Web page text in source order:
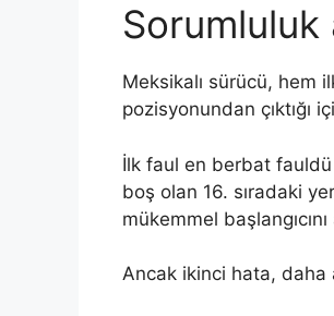
Sorumluluk
Meksikalı sürücü, hem
​​pozisyonundan çıktığı
İlk faul en berbat fauldü
boş olan 16. sıradaki
mükemmel başlangıcını
Ancak ikinci hata, daha